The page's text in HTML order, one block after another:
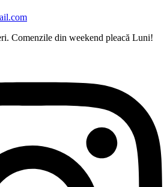
Comenzile din weekend pleacă Luni!